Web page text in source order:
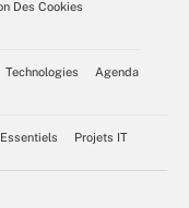
Des Cookies
Technologies
Agenda
Projets IT